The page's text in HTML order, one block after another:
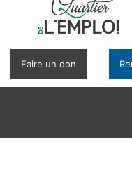
Faire un don